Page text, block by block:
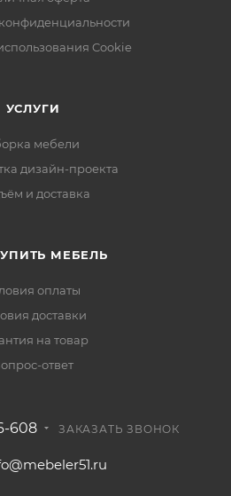
Cookie
УСЛУГИ
мебели
дизайн-проекта
и доставка
МЕБЕЛЬ
оплаты
доставки
на товар
ответ
608 ЗАКАЗАТЬ ЗВОНОК